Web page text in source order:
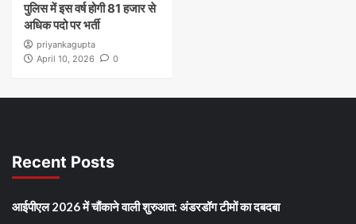
पुलिस में इस वर्ष होगी 81 हजार से
अधिक पदो पर भर्ती
priyankagupta
April 10, 2026
0
Recent Posts
आईपीएल 2026 में चौंकाने वाली शुरुआत: अंडरडॉग टीमों का दबदबा